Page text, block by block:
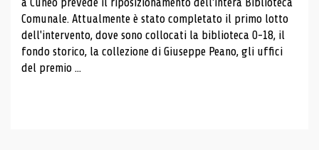
Comunale. Attualmente è stato completato il primo lotto
dell'intervento, dove sono collocati la biblioteca 0-18, il
fondo storico, la collezione di Giuseppe Peano, gli uffici
del premio ...